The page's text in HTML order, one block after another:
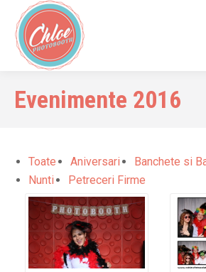
Evenimente 2016
Toate Aniversari Banchete si
Nunti
Petreceri Firme